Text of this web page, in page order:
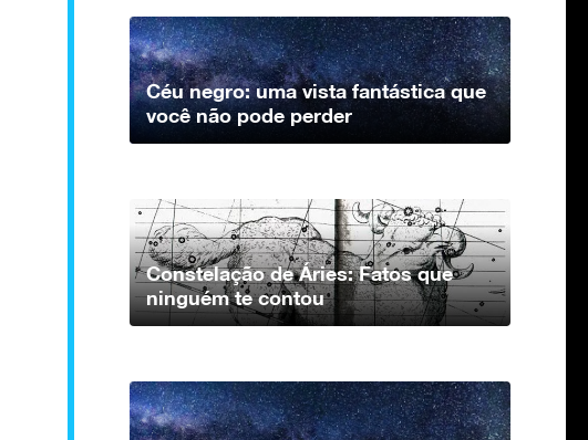
Céu negro: uma vista fantástica que
você não pode perder
Constelação de Áries: Fatos que
ninguém te contou